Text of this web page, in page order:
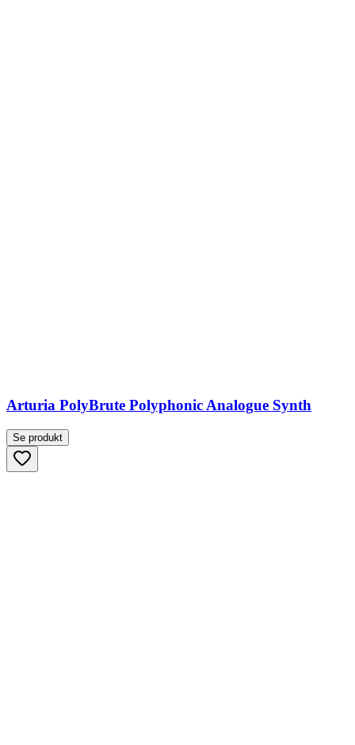
Arturia PolyBrute Polyphonic Analogue Synth
Se produkt